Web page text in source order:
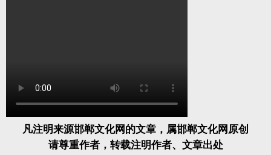
凡注明来源邯郸文化网的文章，属邯郸文化网原创
请尊重作者，转载注明作者、文章出处